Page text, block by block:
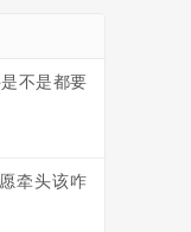
不是都要
牵头该咋